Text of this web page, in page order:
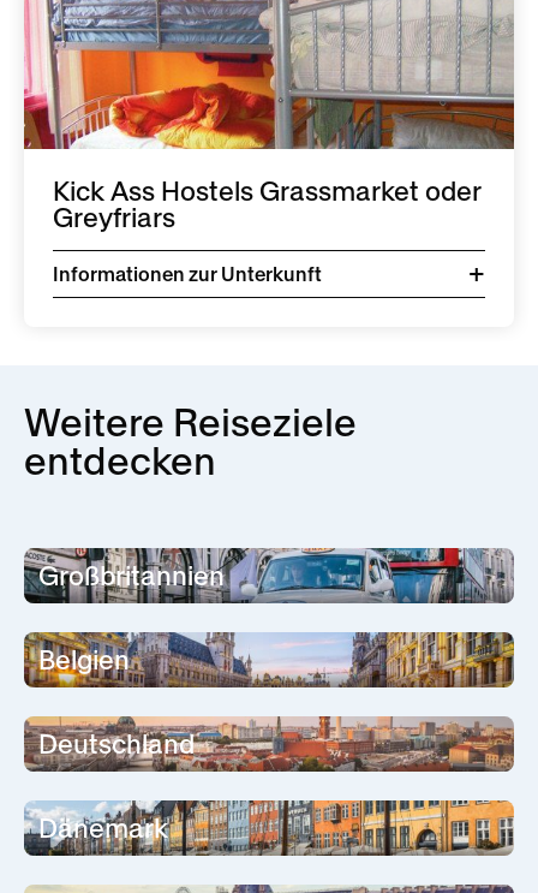
Kick Ass Hostels Grassmarket oder
Greyfriars
Informationen zur Unterkunft
Weitere Reiseziele
entdecken
Großbritannien
Belgien
Deutschland
Dänemark